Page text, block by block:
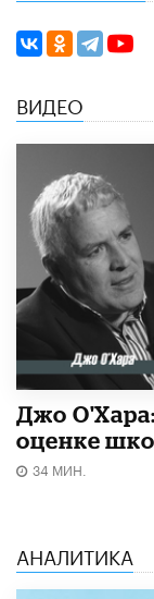
ВИДЕО
Джо О'Хара:
оценке
34 МИН.
АНАЛИТИКА